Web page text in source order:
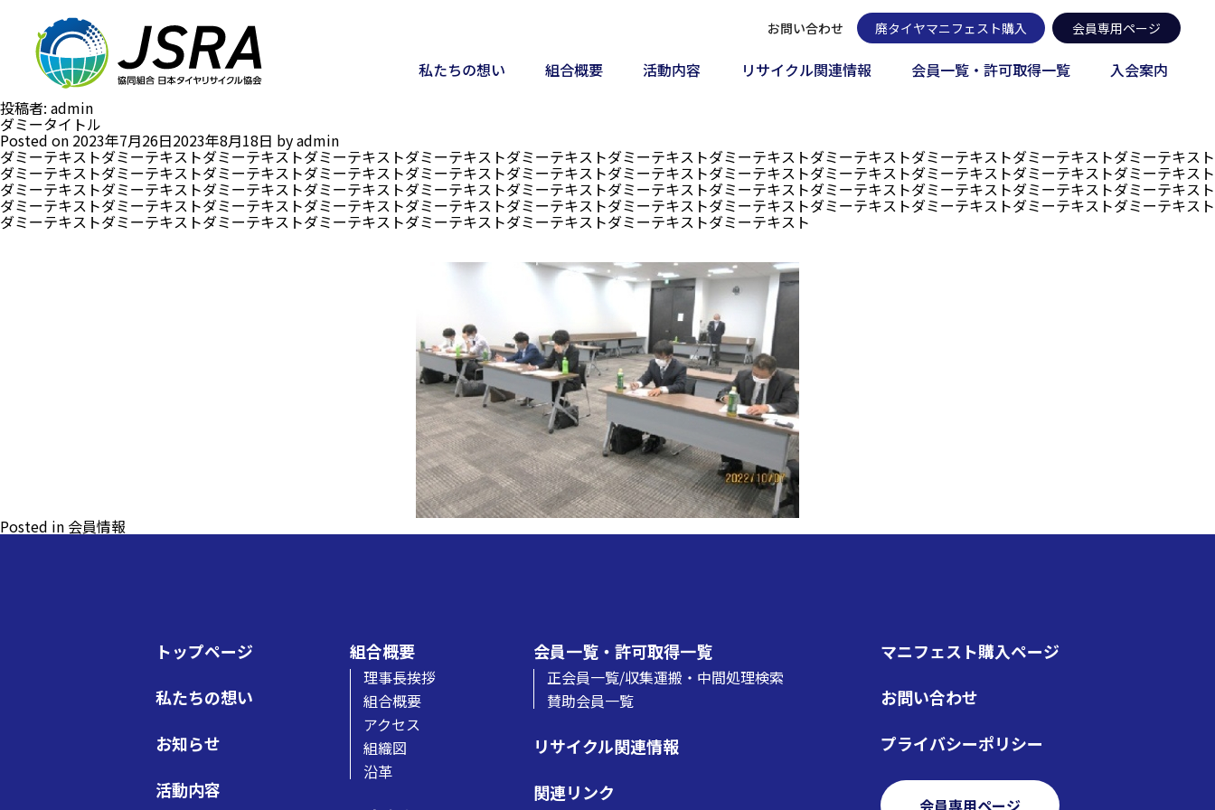
お問い合わせ 廃タイヤマニフェスト購入 会員専用ページ
私たちの想い 組合概要 活動内容 リサイクル関連情報 会員一覧・許可取得一覧
入会案内
投稿者: admin
ダミータイトル
Posted on 2023年7月26日2023年8月18日 byadmin
ダミーテキストダミーテキストダミーテキストダミーテキストダミーテキストダミーテキストダミーテキストダミーテキストダミーテキストダミーテキストダミーテキストダミーテキスト
ダミーテキストダミーテキストダミーテキストダミーテキストダミーテキストダミーテキストダミーテキストダミーテキストダミーテキストダミーテキストダミーテキストダミーテキスト
ダミーテキストダミーテキストダミーテキストダミーテキストダミーテキストダミーテキストダミーテキストダミーテキストダミーテキストダミーテキストダミーテキストダミーテキスト
ダミーテキストダミーテキストダミーテキストダミーテキストダミーテキストダミーテキストダミーテキストダミーテキストダミーテキストダミーテキストダミーテキストダミーテキスト
ダミーテキストダミーテキストダミーテキストダミーテキストダミーテキストダミーテキストダミーテキストダミーテキスト
Posted in 会員情報
トップページ
私たちの想い
お知らせ
活動内容
組合概要
理事長挨拶
組合概要
アクセス
組織図
沿革
会員一覧・許可取得一覧
正会員一覧/収集運搬・中間処理検索
賛助会員一覧
リサイクル関連情報
関連リンク
マニフェスト購入ページ
お問い合わせ
プライバシーポリシー
会員専用ページ